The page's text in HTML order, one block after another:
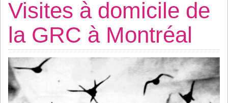
Visites à domicile de
la GRC à Montréal